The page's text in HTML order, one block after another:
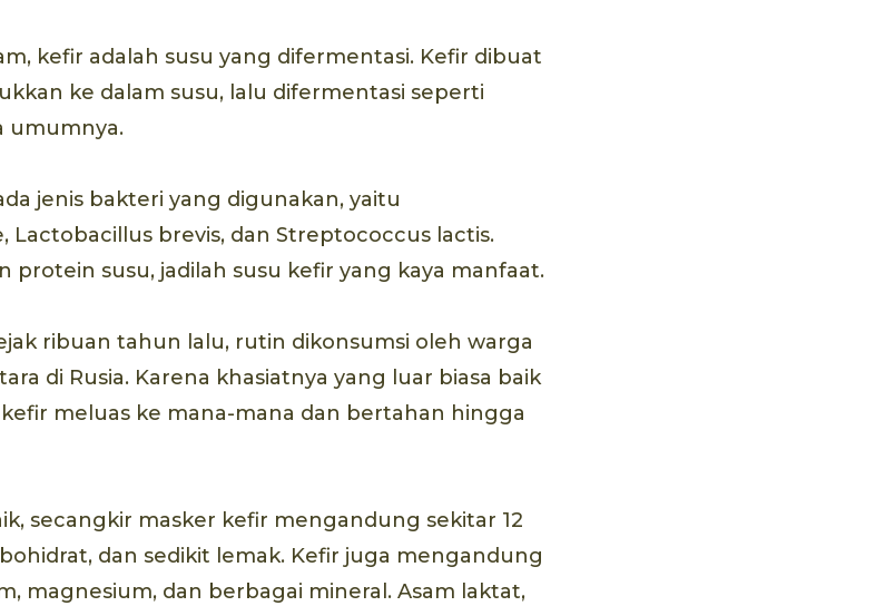
kefir adalah susu yang difermentasi. Kefir dibuat
ke dalam susu, lalu difermentasi seperti
umumnya.
jenis bakteri yang digunakan, yaitu
Lactobacillus brevis, dan Streptococcus lactis.
protein susu, jadilah susu kefir yang kaya manfaat.
ribuan tahun lalu, rutin dikonsumsi oleh warga
di Rusia. Karena khasiatnya yang luar biasa baik
meluas ke mana-mana dan bertahan hingga
secangkir masker kefir mengandung sekitar 12
dan sedikit lemak. Kefir juga mengandung
magnesium, dan berbagai mineral. Asam laktat,